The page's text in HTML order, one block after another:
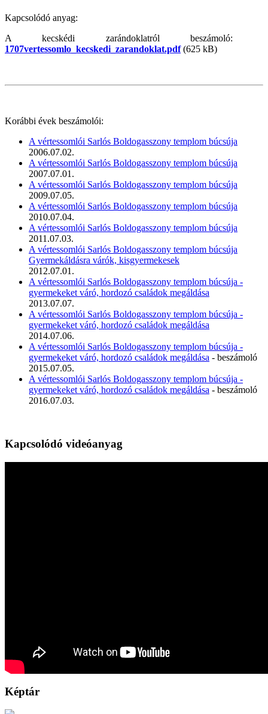
Kapcsolódó anyag:
A kecskédi zarándoklatról beszámoló:
1707vertessomlo_kecskedi_zarandoklat.pdf(625 kB)
Korábbi évek beszámolói:
A vértessomlói Sarlós Boldogasszony templom búcsúja
2006.07.02.
A vértessomlói Sarlós Boldogasszony templom búcsúja
2007.07.01.
A vértessomlói Sarlós Boldogasszony templom búcsúja
2009.07.05.
A vértessomlói Sarlós Boldogasszony templom búcsúja
2010.07.04.
A vértessomlói Sarlós Boldogasszony templom búcsúja
2011.07.03.
A vértessomlói Sarlós Boldogasszony templom búcsúja
Gyermekáldásra várók, kisgyermekesek
2012.07.01.
A vértessomlói Sarlós Boldogasszony templom búcsúja -
gyermekeket váró, hordozó családok megáldása
2013.07.07.
A vértessomlói Sarlós Boldogasszony templom búcsúja -
gyermekeket váró, hordozó családok megáldása
2014.07.06.
A vértessomlói Sarlós Boldogasszony templom búcsúja -
gyermekeket váró, hordozó családok megáldása - beszámoló
2015.07.05.
A vértessomlói Sarlós Boldogasszony templom búcsúja -
gyermekeket váró, hordozó családok megáldása - beszámoló
2016.07.03.
Kapcsolódó videóanyag
Képtár